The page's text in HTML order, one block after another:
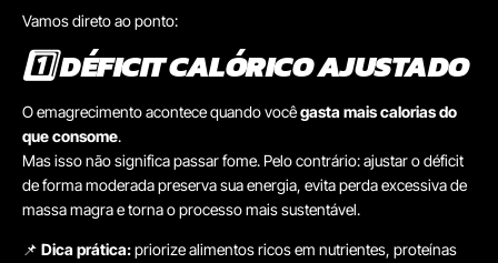
Vamos direto ao ponto:
1️⃣ DÉFICIT CALÓRICO AJUSTADO
O emagrecimento acontece quando vocêgasta mais calorias do
que consome.
Mas isso não significa passar fome. Pelo contrário: ajustar o déficit
de forma moderada preserva sua energia, evita perda excessiva de
massa magra e torna o processo mais sustentável.
📌 Dica prática:priorize alimentos ricos em nutrientes, proteínas